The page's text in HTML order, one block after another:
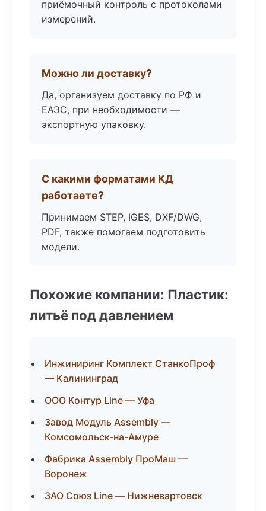
приёмочный контроль с протоколами
измерений.
Можно ли доставку?
Да, организуем доставку по РФ и
ЕАЭС, при необходимости —
экспортную упаковку.
С какими форматами КД
работаете?
Принимаем STEP, IGES, DXF/DWG,
PDF, также помогаем подготовить
модели.
Похожие компании: Пластик:
литьё под давлением
Инжиниринг Комплект СтанкоПроф
— Калининград
ООО Контур Line — Уфа
Завод Модуль Assembly —
Комсомольск-на-Амуре
Фабрика Assembly ПроМаш —
Воронеж
ЗАО Союз Line — Нижневартовск